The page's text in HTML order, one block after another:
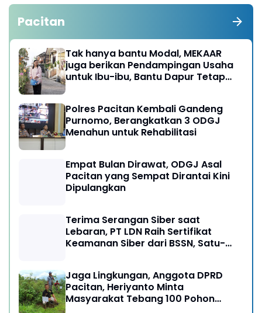
Pacitan
Tak hanya bantu Modal, MEKAAR
juga berikan Pendampingan Usaha
untuk Ibu-ibu, Bantu Dapur Tetap
Polres Pacitan Kembali Gandeng
Purnomo, Berangkatkan 3 ODGJ
Menahun untuk Rehabilitasi
Empat Bulan Dirawat, ODGJ Asal
Pacitan yang Sempat Dirantai Kini
Dipulangkan
Terima Serangan Siber saat
Lebaran, PT LDN Raih Sertifikat
Keamanan Siber dari BSSN, Satu-
Jaga Lingkungan, Anggota DPRD
Pacitan, Heriyanto Minta
Masyarakat Tebang 100 Pohon